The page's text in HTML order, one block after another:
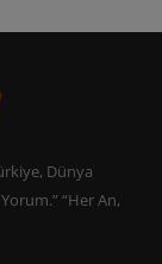
Dünya
“Her An,